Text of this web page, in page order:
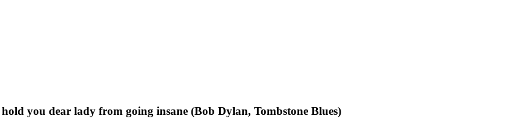
you dear lady from going insane (Bob Dylan, Tombstone Blues)